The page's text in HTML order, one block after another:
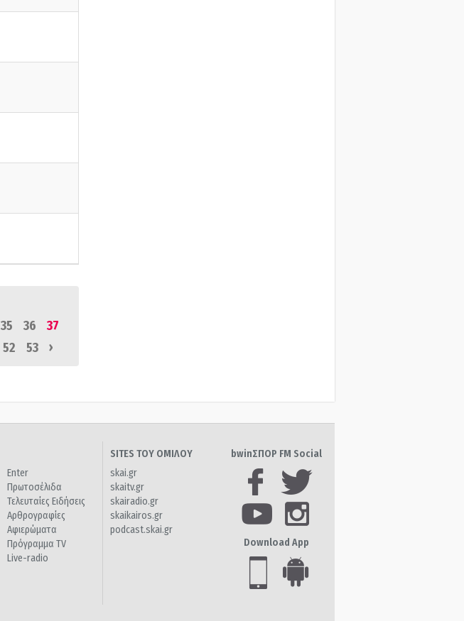
35 36
37
52 53 ›
Enter
Πρωτοσέλιδα
Τελευταίες Ειδήσεις
Αρθρογραφίες
Αφιερώματα
Πρόγραμμα TV
Live-radio
SITES ΤΟΥ ΟΜΙΛΟΥ
skai.gr
skaitv.gr
skairadio.gr
skaikairos.gr
podcast.skai.gr
bwinΣΠΟΡ FM Social
Download App